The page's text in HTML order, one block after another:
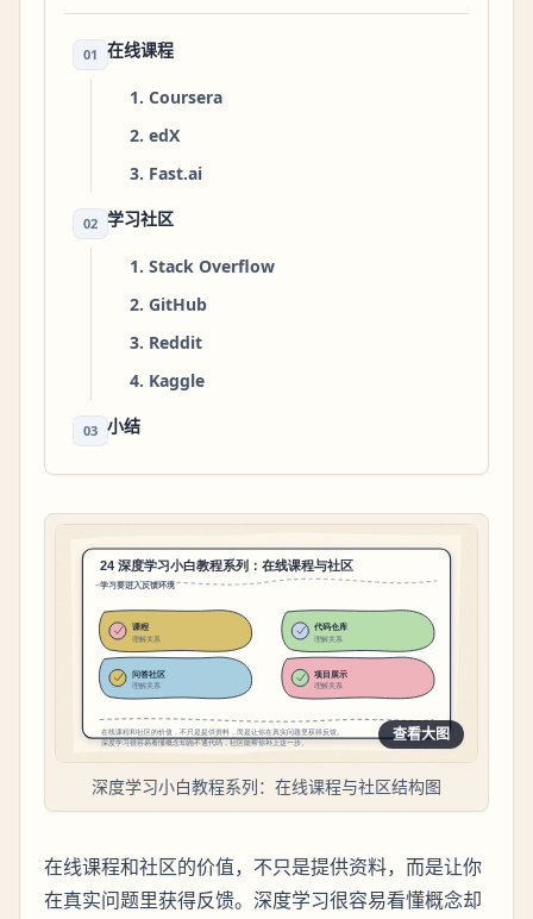
01 在线课程
1. Coursera
2. edX
3. Fast.ai
02 学习社区
1. Stack Overflow
2. GitHub
3. Reddit
4. Kaggle
03 小结
查看大图
深度学习小白教程系列：在线课程与社区结构图
在线课程和社区的价值，不只是提供资料，而是让你
在真实问题里获得反馈。深度学习很容易看懂概念却